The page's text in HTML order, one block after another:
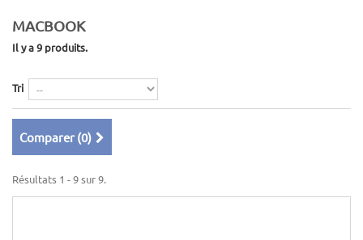
MACBOOK
Il y a 9 produits.
Tri
Comparer (0)
Résultats 1 - 9 sur 9.